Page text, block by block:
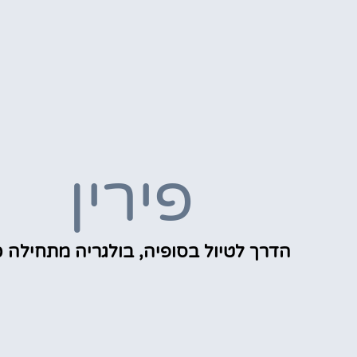
פירין
הדרך לטיול בסופיה, בולגריה מתחילה